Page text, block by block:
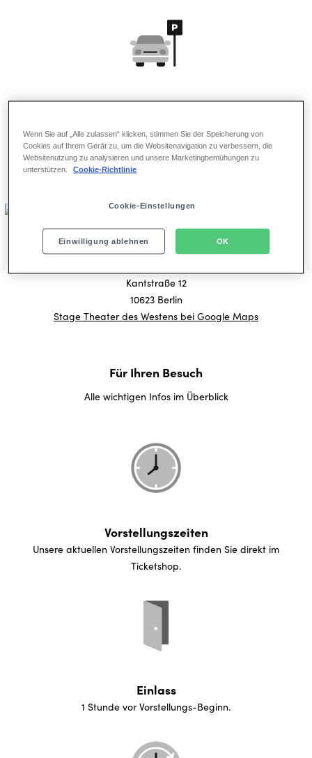
Parken
Parkhäuser Neues Kranzler Eck und Parkhaus am Zoo
befinden sich in unmittelbarer Nähe.
Adresse (Navigation)
Kantstraße 12
10623 Berlin
Stage Theater des Westens bei Google Maps
Für Ihren Besuch
Alle wichtigen Infos im Überblick
Vorstellungszeiten
Unsere aktuellen Vorstellungszeiten finden Sie direkt im
Ticketshop.
Einlass
1 Stunde vor Vorstellungs-Beginn.
Wenn Sie auf „Alle zulassen“ klicken, stimmen Sie der Speicherung von
Cookies auf Ihrem Gerät zu, um die Websitenavigation zu verbessern, die
Websitenutzung zu analysieren und unsere Marketingbemühungen zu
unterstützen.
Cookie-Richtlinie
Cookie-Einstellungen
Einwilligung ablehnen OK